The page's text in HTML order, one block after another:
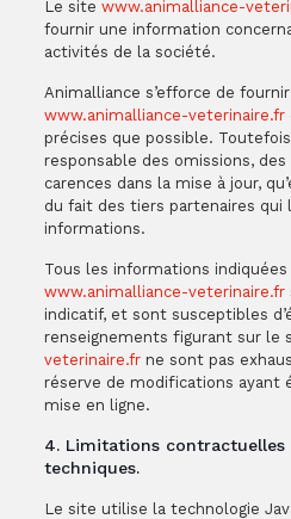
Le site www.animalliance-
fournir une information
activités de la société.
Animalliance s’efforce de
www.animalliance-veterinaire.fr
précises que possible.
responsable des omissions,
carences dans la mise à jour,
du fait des tiers partenaires qui
informations.
Tous les informations
www.animalliance-veterinaire.fr
indicatif, et sont susceptibles
renseignements figurant sur le
veterinaire.frne sont pas
réserve de modifications ayant
mise en ligne.
4. Limitations contractuelles
techniques.
Le site utilise la technologie